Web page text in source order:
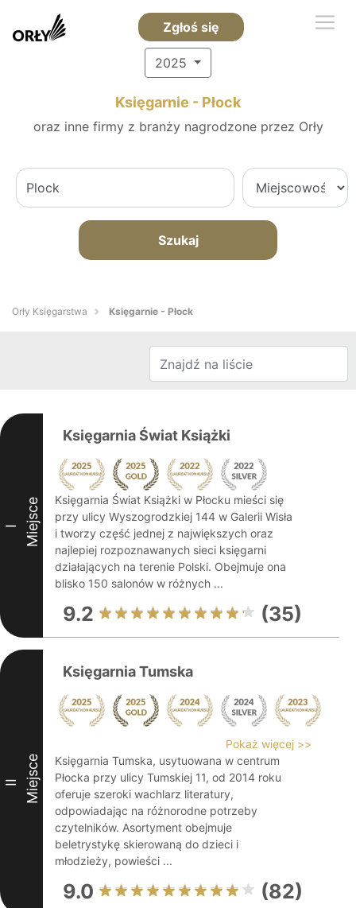
Zgłoś się
2025
Księgarnie - Płock
oraz inne firmy z branży nagrodzone przez Orły
Szukaj
Orły Księgarstwa Księgarnie - Płock
I Miejsce
Księgarnia Świat Książki
Księgarnia Świat Książki w Płocku mieści się
przy ulicy Wyszogrodzkiej 144 w Galerii Wisła
i tworzy część jednej z największych oraz
najlepiej rozpoznawanych sieci księgarni
działających na terenie Polski. Obejmuje ona
blisko 150 salonów w różnych ...
9.2 (35)
II Miejsce
Księgarnia Tumska
Pokaż więcej >>
Księgarnia Tumska, usytuowana w centrum
Płocka przy ulicy Tumskiej 11, od 2014 roku
oferuje szeroki wachlarz literatury,
odpowiadając na różnorodne potrzeby
czytelników. Asortyment obejmuje
beletrystykę skierowaną do dzieci i
młodzieży, powieści ...
9.0 (82)